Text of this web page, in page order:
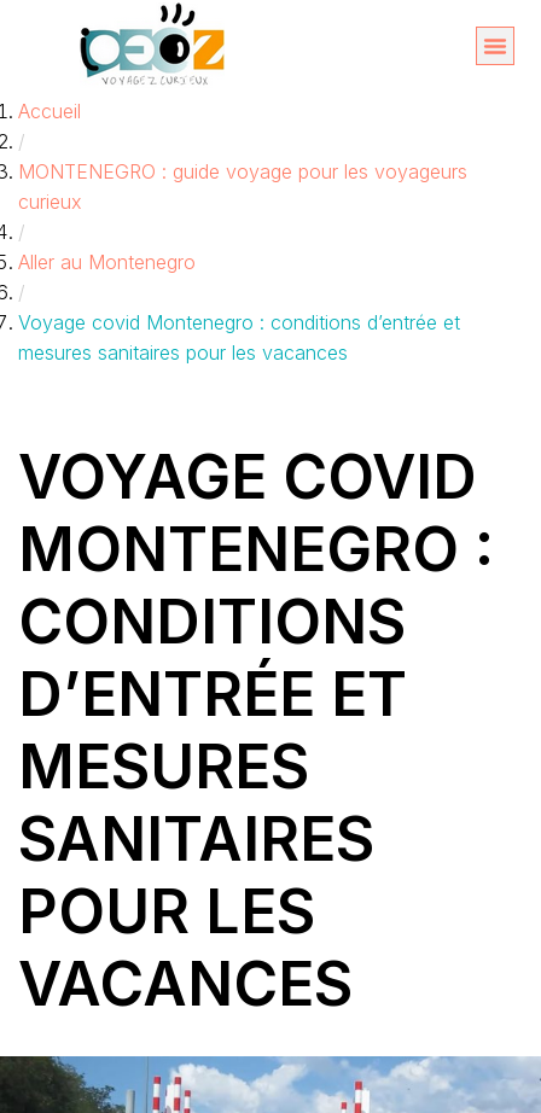
contenu
Accueil
/
MONTENEGRO : guide voyage pour les voyageurs
curieux
/
Aller au Montenegro
/
Voyage covid Montenegro : conditions d’entrée et
mesures sanitaires pour les vacances
VOYAGE COVID
MONTENEGRO :
CONDITIONS
D’ENTRÉE ET
MESURES
SANITAIRES
POUR LES
VACANCES